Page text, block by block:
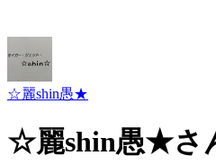
☆麗shin愚★
☆麗shin愚★さ